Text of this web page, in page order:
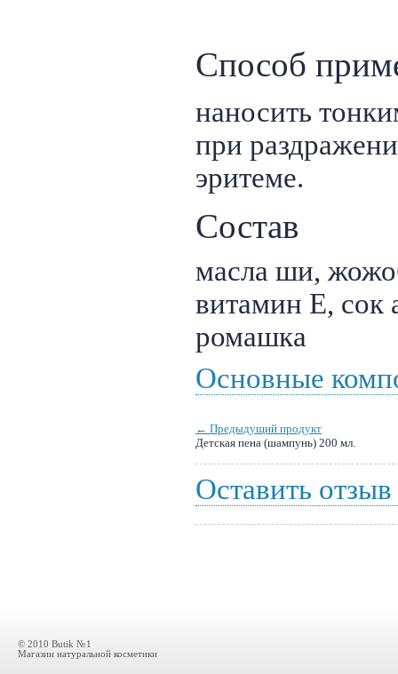
Способ
наносить
при
эритеме.
Состав
масла ши,
витамин Е, сок
ромашка
Основные
← Предыдущий продукт
Детская пена (шампунь) 200 мл.
Оставить
© 2010 Butik №1
Магазин натуральной косметики